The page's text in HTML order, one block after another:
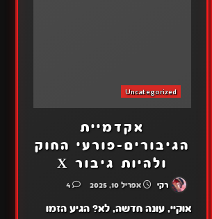
Uncategorized
אקדמיית
הגיבורים-פורעי החוק
ולהיות גיבור X
רקי אפריל 10, 2025 4
אוקיי, עונה חדשה, לא? הגיע הזמו